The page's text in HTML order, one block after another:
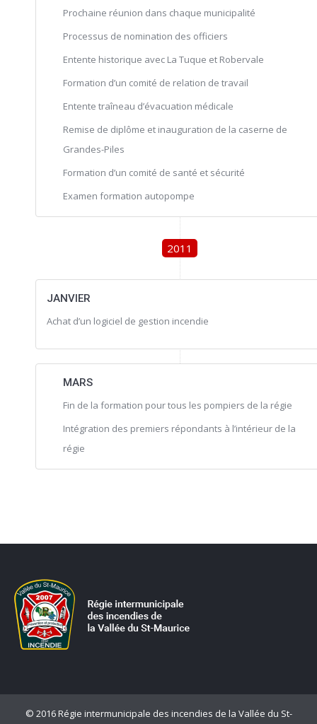
Prochaine réunion dans chaque municipalité
Processus de nomination des officiers
Entente historique avec La Tuque et Robervale
Formation d’un comité de relation de travail
Entente traîneau d’évacuation médicale
Remise de diplôme et inauguration de la caserne de
Grandes-Piles
Formation d’un comité de santé et sécurité
Examen formation autopompe
2011
JANVIER
Achat d’un logiciel de gestion incendie
MARS
Fin de la formation pour tous les pompiers de la régie
Intégration des premiers répondants à l’intérieur de la
régie
© 2016 Régie intermunicipale des incendies de la Vallée du St-